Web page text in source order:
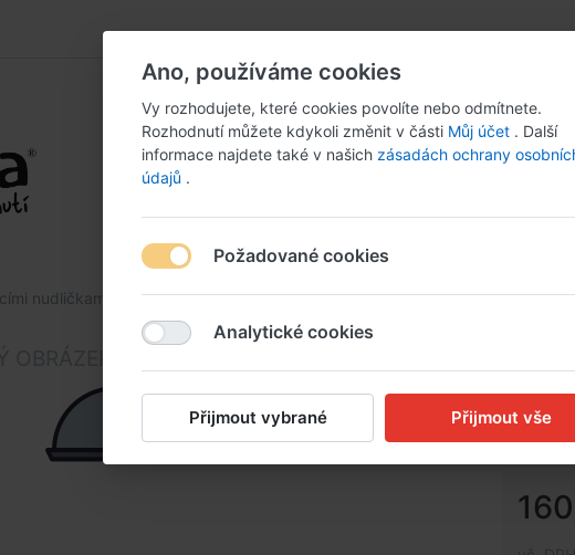
nudličkami, sušenými rajčaty a bazalkovým pestem
Ano, používáme cookies
Vy rozhodujete, které cookies povolíte nebo odmítnete.
Rozhodnutí můžete kdykoli změnit v části Můj účet . Další
informace najdete také v našich zásadách ochrany
údajů .
Požadované cookies
Analytické cookies
Přijmout vybrané Přijmout vše